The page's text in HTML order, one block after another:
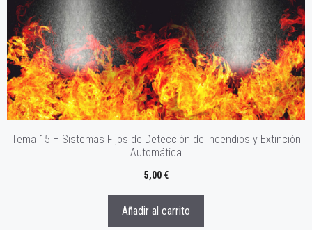
Tema 15 – Sistemas Fijos de Detección de Incendios y Extinción
Automática
5,00 €
Añadir al carrito